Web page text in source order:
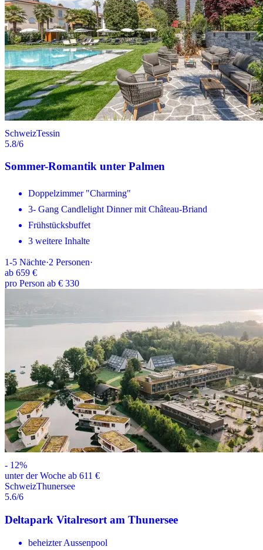
SchweizTessin
5.8/6
Sommer-Romantik unter Palmen
Doppelzimmer "Charming"
3- Gang Candlelight Dinner mit Château-Briand
Frühstücksbuffet
3 weitere Inhalte
1-5 Nächte·2 Personen·
ab 659 €
pro Person ab € 330
- 12%
unter der Woche ab 611 €
SchweizThunersee
5.6/6
Deltapark Vitalresort am Thunersee
beheizter Aussenpool